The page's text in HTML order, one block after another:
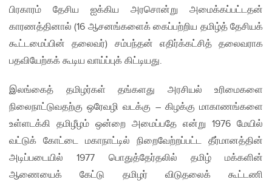
பிரகாரம் தேசிய ஐக்கிய அரசொன்று அமைக்கப்பட்டதன்
காரணத்தினால் (16 ஆசனங்களைக் கைப்பற்றிய தமிழ்த் தேசியக்
கூட்டமைப்பின் தலைவர்) சம்பந்தன் எதிர்க்கட்சித் தலைவராக
பதவியேற்கக் கூடிய வாய்ப்புக் கிட்டியது.
இலங்கைத் தமிழர்கள் தங்களது அரசியல் உரிமைகளை
நிலைநாட்டுவதற்கு ஒரேவழி வடக்கு – கிழக்கு மாகாணங்களை
உள்ளடக்கி தமிழீழம் ஒன்றை அமைப்பதே என்று 1976 மேயில்
வட்டுக் கோட்டை மகாநாட்டில் நிறைவேற்றப்பட்ட தீர்மானத்தின்
அடிப்படையில் 1977 பொதுத்தேர்தலில் தமிழ் மக்களின்
ஆணையைக் கேட்டு தமிழர் விடுதலைக் கூட்டணி